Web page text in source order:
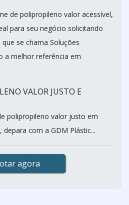
de polipropileno valor acessível,
para seu negócio solicitando
se chama Soluções
a melhor referência em
VALOR JUSTO E
polipropileno valor justo em
com a GDM Plástic...
agora